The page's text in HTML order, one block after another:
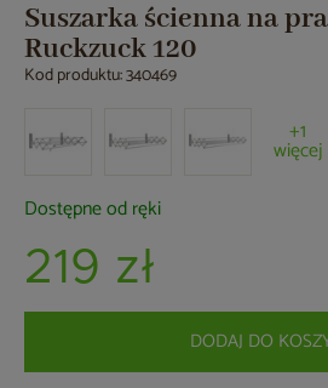
Suszarka ścienna na
Ruckzuck 120
Kod produktu: 340469
+1
więcej
Dostępne od ręki
219 zł
DODAJ DO